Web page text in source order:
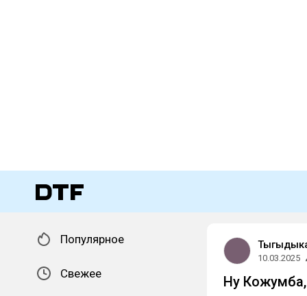
Популярное
Свежее
10.03.2025
Ну Кожумба,